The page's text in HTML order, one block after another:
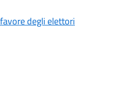
degli elettori